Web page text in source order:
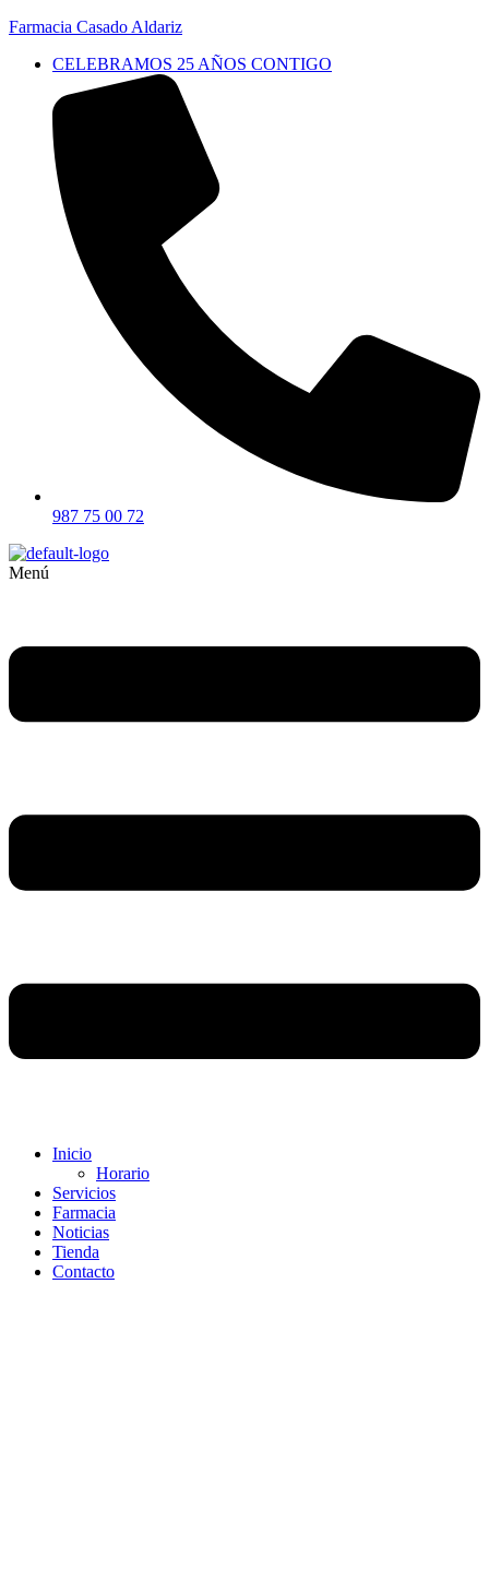
Farmacia Casado Aldariz
CELEBRAMOS 25 AÑOS CONTIGO
987 75 00 72
Menú
Inicio
Horario
Servicios
Farmacia
Noticias
Tienda
Contacto